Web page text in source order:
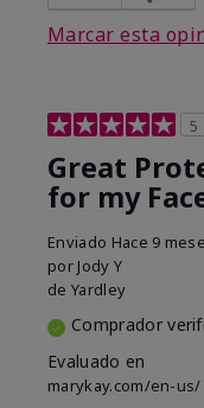
Marcar esta
5
Great
for my
Enviado Hace 9
por Jody Y
de Yardley
Comprador
Evaluado en
marykay.com/en-us/